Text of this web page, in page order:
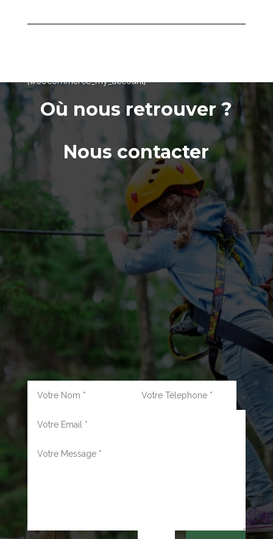
[woocommerce_my_account]
Où nous retrouver ?
Nous contacter